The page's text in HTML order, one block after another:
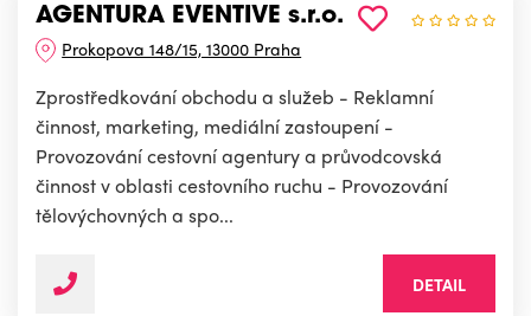
AGENTURA EVENTIVE s.r.o.
Prokopova 148/15, 13000 Praha
Zprostředkování obchodu a služeb - Reklamní
činnost, marketing, mediální zastoupení -
Provozování cestovní agentury a průvodcovská
činnost v oblasti cestovního ruchu - Provozování
tělovýchovných a spo...
DETAIL